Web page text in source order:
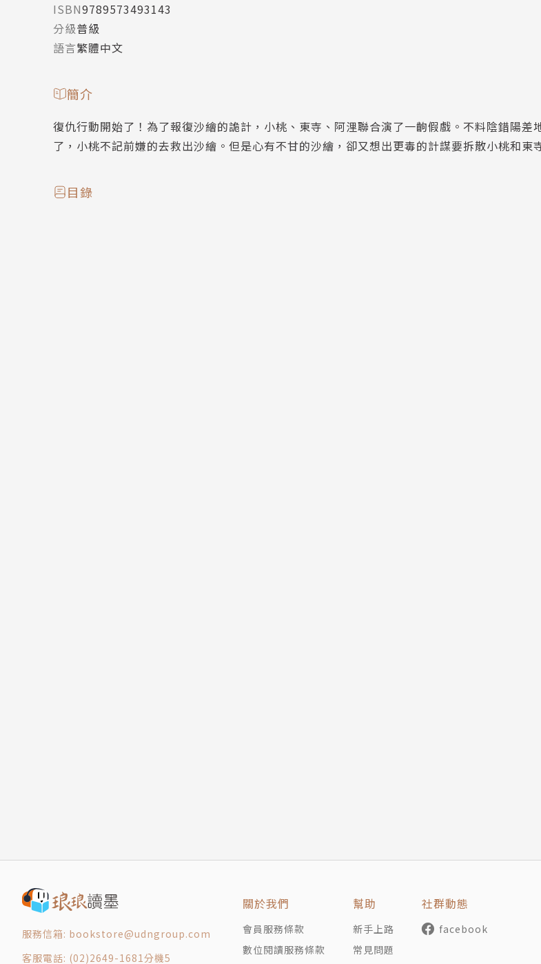
ISBN9789573493143
分級普級
語言繁體中文
簡介
復仇行動開始了！為了報復沙繪的詭計，小桃、東寺、阿浬聯合演了一齣假戲。不料陰錯陽差
了，小桃不記前嫌的去救出沙繪。但是心有不甘的沙繪，卻又想出更毒的計謀要拆散小桃和東
目錄
服務信箱: bookstore@udngroup.com
客服電話: (02)2649-1681分機5
關於我們
會員服務條款
數位閱讀服務條款
幫助
新手上路
常見問題
社群動態
facebook